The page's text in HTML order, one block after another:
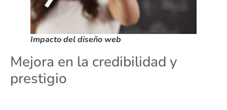
Impacto del diseño web
Mejora en la credibilidad y
prestigio